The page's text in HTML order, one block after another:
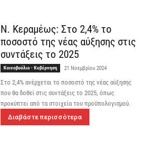
Ν. Κεραμέως: Στο 2,4% το
ποσοστό της νέας αύξησης στις
συντάξεις το 2025
Κοινοβούλιο - Κυβέρνηση 21 Νοεμβρίου 2024
Στο 2,4% ανέρχεται το ποσοστό της νέας αύξησης
που θα δοθεί στις συντάξεις το 2025, όπως
προκύπτει από τα στοιχεία του προϋπολογισμού.
Διαβάστε περισσότερα